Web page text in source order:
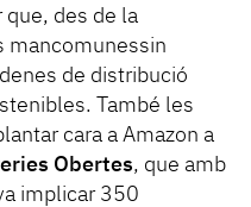
que, des de la
mancomunessin
de distribució
També les
cara a Amazon a
Obertes, que amb
implicar 350